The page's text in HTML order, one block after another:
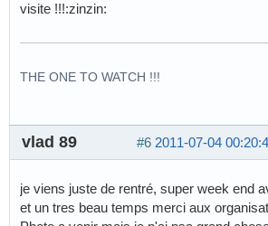
visite !!!:zinzin:
THE ONE TO WATCH !!!
#6 2011-07-04
vlad 89
je viens juste de rentré, super week end
et un tres beau temps merci aux